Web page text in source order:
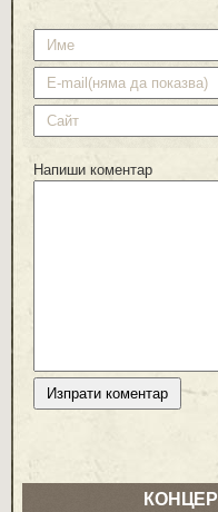
Напиши коментар